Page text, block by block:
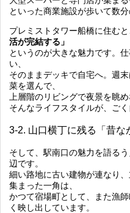
といった商業施設が歩いて数
プレミストタワー船橋に住むと
活が完結する」
というのが大きな魅力です。
い、
そのままデッキで自宅へ。週
菜を選んで、
上層階のリビングで夜景を眺
そんなライフスタイルが、ごく
3-2. 山口横丁に残る「昔な
そして、駅南口の魅力を語る
辺です。
細い路地に古い建物が連なり
集まった一角は、
かつて宿場町として、また漁
く映し出しています。